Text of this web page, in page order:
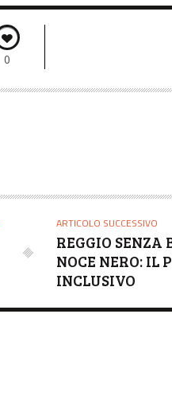
0
ARTICOLO SUCCESSIVO
REGGIO SENZA
NOCE NERO: IL
INCLUSIVO